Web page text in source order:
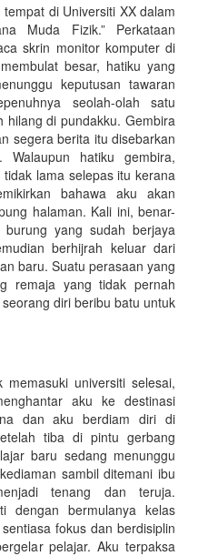
di Universiti XX dalam
Muda Fizik.” Perkataan
skrin monitor komputer di
besar, hatiku yang
keputusan tawaran
seolah-olah satu
di pundakku. Gembira
segera berita itu disebarkan
hatiku gembira,
lama selepas itu kerana
bahawa aku akan
halaman. Kali ini, benar-
yang sudah berjaya
berhijrah keluar dari
baru. Suatu perasaan yang
remaja yang tidak pernah
diri beribu batu untuk
universiti selesai,
aku ke destinasi
dan aku berdiam diri di
tiba di pintu gerbang
baru sedang menunggu
sambil ditemani ibu
tenang dan teruja.
dengan bermulanya kelas
fokus dan berdisiplin
pelajar. Aku terpaksa